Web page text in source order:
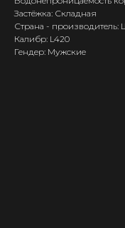
Застёжка: Складная
Страна -
Калибр: L420
Гендер: Мужские